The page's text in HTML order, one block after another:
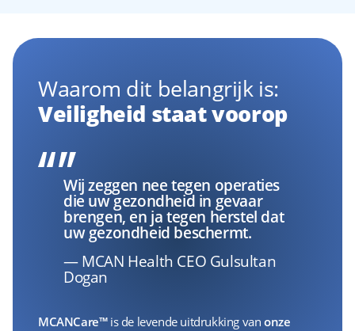
Waarom dit belangrijk is:
Veiligheid staat voorop
Wij zeggen nee tegen operaties
die uw gezondheid in gevaar
brengen, en ja tegen herstel dat
uw gezondheid beschermt.
— MCAN Health CEO Gulsultan
Dogan
MCANCare™is de levende uitdrukking vanonze